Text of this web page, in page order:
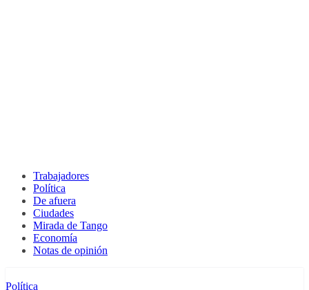
Trabajadores
Política
De afuera
Ciudades
Mirada de Tango
Economía
Notas de opinión
Política